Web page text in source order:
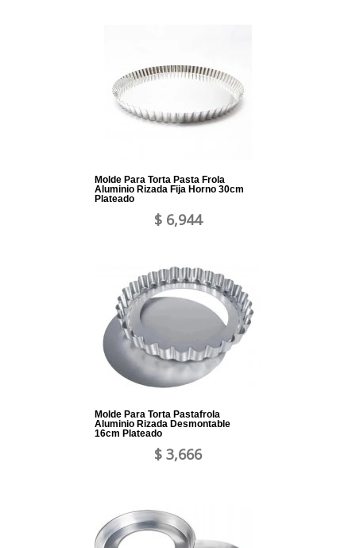
Molde Para Torta Pasta Frola
Aluminio Rizada Fija Horno 30cm
Plateado
$ 6,944
Molde Para Torta Pastafrola
Aluminio Rizada Desmontable
16cm Plateado
$ 3,666